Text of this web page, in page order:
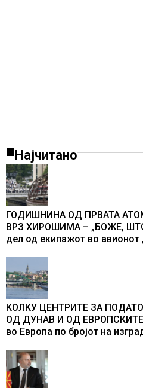
Најчитано
ГОДИШНИНА ОД ПРВАТА
ВРЗ ХИРОШИМА – „БОЖЕ,
дел од екипажот во авионот
промени текот на историјата
КОЛКУ ЦЕНТРИТЕ ЗА
ОД ДУНАВ И ОД ЕВРОПСКИТЕ
во Европа по бројот на